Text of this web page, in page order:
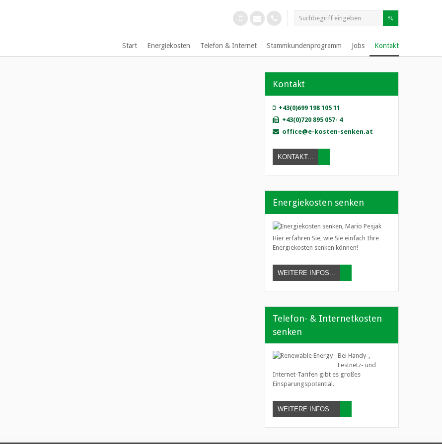
Start Energiekosten Telefon & Internet Stammkundenprogramm Jobs Kontakt
Kontakt
+43(0)699 198 105 11
+43(0)720 895 057- 4
office@e-kosten-senken.at
KONTAKT...
Energiekosten senken
Hier erfahren Sie, wie Sie einfach Ihre
Energiekosten senken können!
WEITERE INFOS...
Telefon- & Internetkosten
senken
Bei Handy-,
Festnetz- und
Internet-Tarifen gibt es großes
Einsparungspotential.
WEITERE INFOS...